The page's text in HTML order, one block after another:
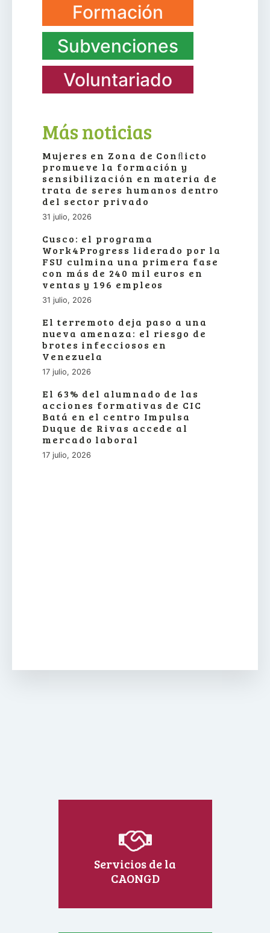
Formación
Subvenciones
Voluntariado
Más noticias
Mujeres en Zona de Conﬂicto
promueve la formación y
sensibilización en materia de
trata de seres humanos dentro
del sector privado
31 julio, 2026
Cusco: el programa
Work4Progress liderado por la
FSU culmina una primera fase
con más de 240 mil euros en
ventas y 196 empleos
31 julio, 2026
El terremoto deja paso a una
nueva amenaza: el riesgo de
brotes infecciosos en
Venezuela
17 julio, 2026
El 63% del alumnado de las
acciones formativas de CIC
Batá en el centro Impulsa
Duque de Rivas accede al
mercado laboral
17 julio, 2026
Servicios de la
CAONGD